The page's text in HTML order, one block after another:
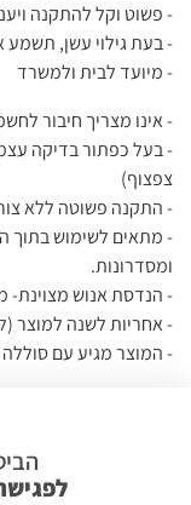
- פשוט וקל להתקנה
- בעת גילוי עשן,
- מיועד לבית ולמשרד
- אינו מצריך חיבור
- בעל כפתור בדיקה
צפצוף)
- התקנה פשוטה ללא
- מתאים לשימוש בתוך
ומסדרונות.
- הנדסת אנוש מצוינת-
- אחריות לשנה למוצר
- המוצר מגיע עם